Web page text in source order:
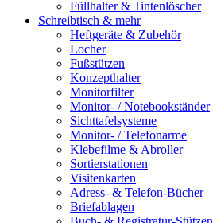
Füllhalter & Tintenlöscher
Schreibtisch & mehr
Heftgeräte & Zubehör
Locher
Fußstützen
Konzepthalter
Monitorfilter
Monitor- / Notebookständer
Sichttafelsysteme
Monitor- / Telefonarme
Klebefilme & Abroller
Sortierstationen
Visitenkarten
Adress- & Telefon-Bücher
Briefablagen